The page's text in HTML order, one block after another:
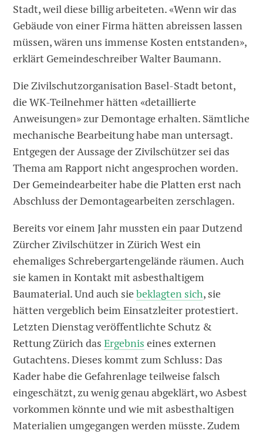
Stadt, weil diese billig arbeiteten. «Wenn wir das
Gebäude von einer Firma hätten abreissen lassen
müssen, wären uns immense Kosten entstanden»,
erklärt Gemeindeschreiber Walter Baumann.
Die ­Zivilschutzorganisation Basel-Stadt betont,
die WK-Teilnehmer ­hätten «detaillierte
Anweisungen» zur Demontage erhalten. Sämtliche
mechanische Bearbeitung habe man untersagt.
Entgegen der Aussage der Zivilschützer sei das
Thema am Rapport nicht angesprochen worden.
Der Gemeindearbeiter habe die Platten erst nach
Abschluss der Demontagearbeiten zerschlagen.
Bereits vor einem Jahr mussten ein paar Dutzend
Zürcher Zivilschützer in Zürich West ein
ehemaliges Schrebergartengelände räumen. Auch
sie kamen in Kontakt mit asbesthaltigem
Baumaterial. Und auch siebeklagten sich, sie
hätten vergeblich beim Einsatzleiter protestiert.
Letzten Dienstag veröffentlichte Schutz &
Rettung Zürich dasErgebnis eines externen
Gutachtens. Dieses kommt zum Schluss: Das
Kader habe die Gefahrenlage teilweise falsch
eingeschätzt, zu wenig genau abgeklärt, wo Asbest
vorkommen könnte und wie mit asbesthaltigen
Materialien umgegangen werden müsste. Zudem